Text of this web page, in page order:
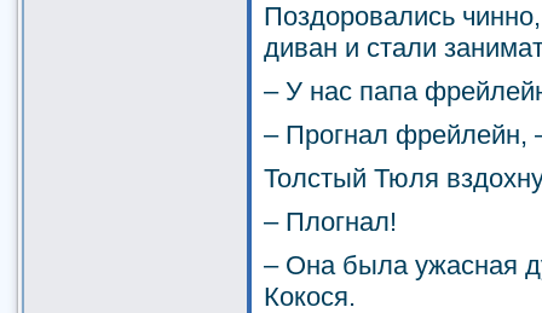
Поздоровались
диван и стали
– У нас папа
– Прогнал фрейлейн,
Толстый Тюля
– Плогнал!
– Она была ужасная
Кокося.